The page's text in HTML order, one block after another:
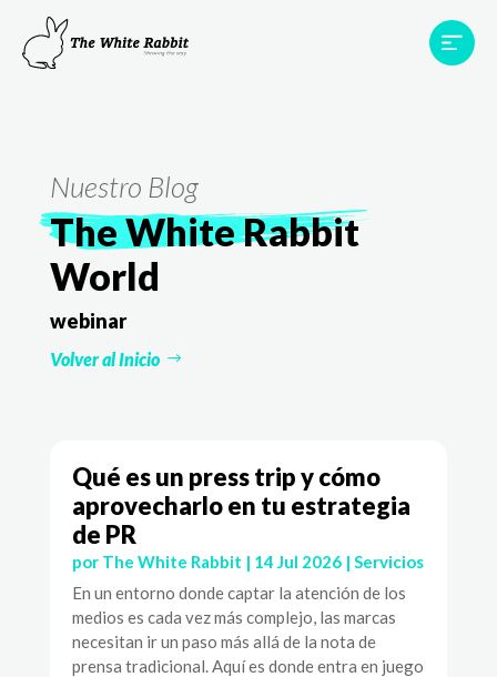
Proyectos
Testimonios
Nuestro Blog
The White Rabbit
World
webinar
Volver al Inicio
Qué es un press trip y cómo
aprovecharlo en tu estrategia
de PR
por The White Rabbit | 14 Jul 2026| Servicios
En un entorno donde captar la atención de los
medios es cada vez más complejo, las marcas
necesitan ir un paso más allá de la nota de
prensa tradicional. Aquí es donde entra en juego